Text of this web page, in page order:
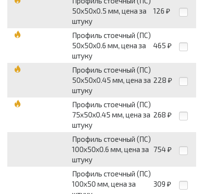
50х50х0.5 мм, цена за
штуку
126 ₽
Профиль стоечный (ПС)
50х50х0.6 мм, цена за
штуку
465 ₽
Профиль стоечный (ПС)
50х50х0.45 мм, цена за
штуку
228 ₽
Профиль стоечный (ПС)
75х50х0.45 мм, цена за
штуку
268 ₽
Профиль стоечный (ПС)
100х50х0.6 мм, цена за
штуку
754 ₽
Профиль стоечный (ПС)
100х50 мм, цена за
309 ₽